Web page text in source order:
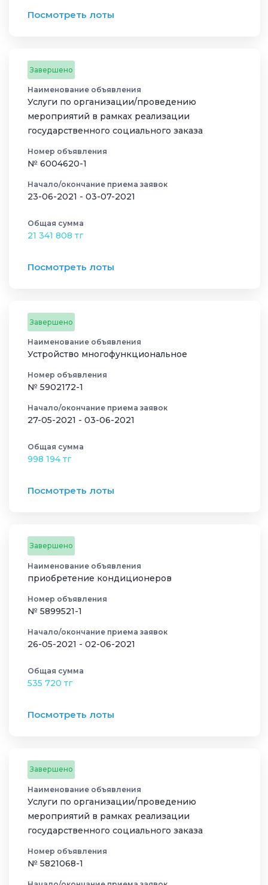
Посмотреть лоты
Завершено
Наименование объявления
Услуги по организации/проведению
мероприятий в рамках реализации
государственного социального заказа
Номер объявления
№ 6004620-1
Начало/окончание приема заявок
23-06-2021 - 03-07-2021
Общая сумма
21 341 808 тг
Посмотреть лоты
Завершено
Наименование объявления
Устройство многофункциональное
Номер объявления
№ 5902172-1
Начало/окончание приема заявок
27-05-2021 - 03-06-2021
Общая сумма
998 194 тг
Посмотреть лоты
Завершено
Наименование объявления
приобретение кондиционеров
Номер объявления
№ 5899521-1
Начало/окончание приема заявок
26-05-2021 - 02-06-2021
Общая сумма
535 720 тг
Посмотреть лоты
Завершено
Наименование объявления
Услуги по организации/проведению
мероприятий в рамках реализации
государственного социального заказа
Номер объявления
№ 5821068-1